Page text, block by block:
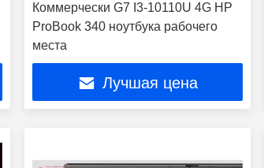
Коммерчески G7 I3-10110U 4G HP
ProBook 340 ноутбука рабочего
места
Лучшая цена